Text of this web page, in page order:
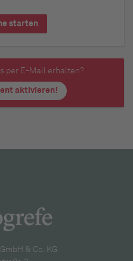
starten
per E-Mail erhalten?
aktivieren!
& Co. KG